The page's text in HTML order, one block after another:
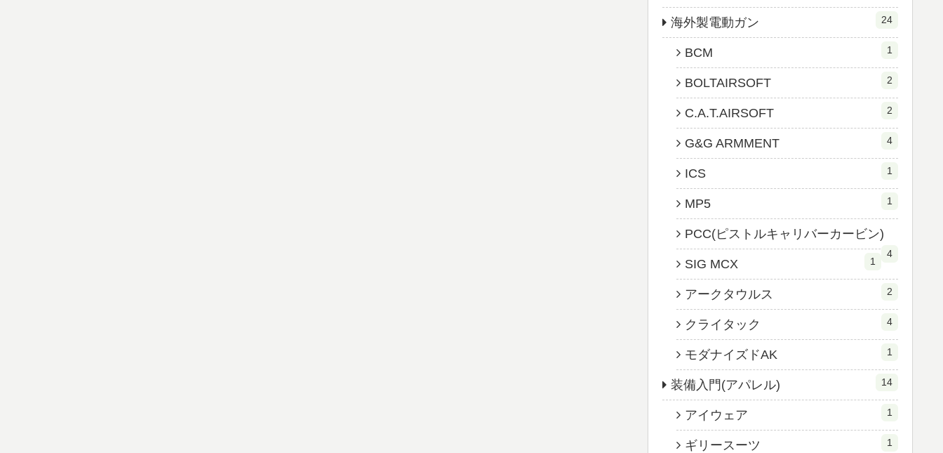
海外製電動ガン 24
BCM 1
BOLTAIRSOFT 2
C.A.T.AIRSOFT 2
G&G ARMMENT 4
ICS 1
MP5 1
PCC(ピストルキャリバーカービン)
4
SIG MCX 1
アークタウルス 2
クライタック 4
モダナイズドAK 1
装備入門(アパレル) 14
アイウェア 1
ギリースーツ 1